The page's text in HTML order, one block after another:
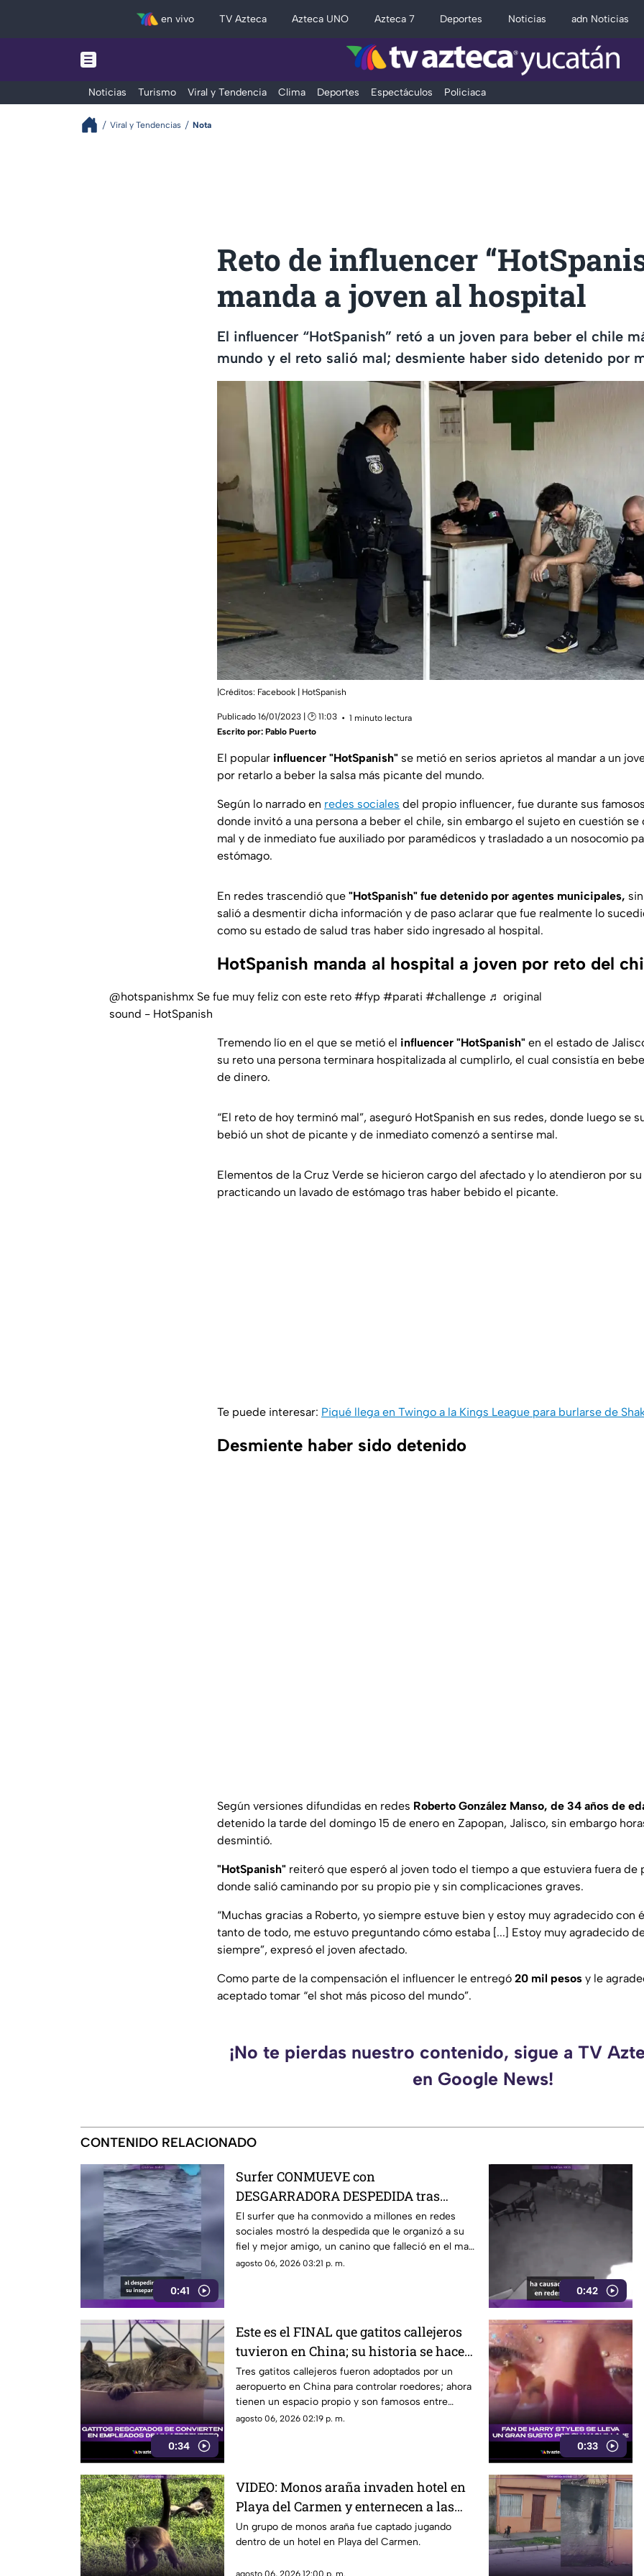
en vivo TV Azteca Azteca UNO Azteca 7 Deportes Noticias adn Noticias
Noticias Turismo Viral y Tendencia Clima Deportes Espectáculos Policiaca
Viral y Tendencias Nota
Reto de influencer
manda a joven al hospital
El influencer “HotSpanish” retó a un joven para beber el chile
mundo y el reto salió mal; desmiente haber sido detenido por
|Créditos: Facebook | HotSpanish
Publicado 16/01/2023 | 🕑 11:03
1 minuto lectura
Escrito por: Pablo Puerto
El popular influencer "HotSpanish" se metió en serios aprietos al mandar a un
por retarlo a beber la salsa más picante del mundo.
Según lo narrado en redes sociales del propio influencer, fue durante sus
donde invitó a una persona a beber el chile, sin embargo el sujeto en cuestión se
mal y de inmediato fue auxiliado por paramédicos y trasladado a un nosocomio
estómago.
En redes trascendió que "HotSpanish" fue detenido por agentes municipales,
salió a desmentir dicha información y de paso aclarar que fue realmente lo
como su estado de salud tras haber sido ingresado al hospital.
HotSpanish manda al hospital a joven por reto del
@hotspanishmx Se fue muy feliz con este reto #fyp #parati #challenge ♬ original
sound - HotSpanish
Tremendo lío en el que se metió el influencer "HotSpanish" en el estado de
su reto una persona terminara hospitalizada al cumplirlo, el cual consistía en
de dinero.
“El reto de hoy terminó mal”, aseguró HotSpanish en sus redes, donde luego se
bebió un shot de picante y de inmediato comenzó a sentirse mal.
Elementos de la Cruz Verde se hicieron cargo del afectado y lo atendieron por
practicando un lavado de estómago tras haber bebido el picante.
Te puede interesar: Piqué llega en Twingo a la Kings League para burlarse de
Desmiente haber sido detenido
Según versiones difundidas en redes Roberto González Manso, de 34 años de
detenido la tarde del domingo 15 de enero en Zapopan, Jalisco, sin embargo
desmintió.
"HotSpanish" reiteró que esperó al joven todo el tiempo a que estuviera fuera de
donde salió caminando por su propio pie y sin complicaciones graves.
“Muchas gracias a Roberto, yo siempre estuve bien y estoy muy agradecido con
tanto de todo, me estuvo preguntando cómo estaba [...] Estoy muy agradecido
siempre”, expresó el joven afectado.
Como parte de la compensación el influencer le entregó 20 mil pesos y le
aceptado tomar “el shot más picoso del mundo”.
¡No te pierdas nuestro contenido, sigue a TV
en Google News!
CONTENIDO RELACIONADO
0:41
Surfer CONMUEVE con
DESGARRADORA DESPEDIDA tras
muerte de su mejor amigo; lo hizo desde
el mar
El surfer que ha conmovido a millones en redes
sociales mostró la despedida que le organizó a su
fiel y mejor amigo, un canino que falleció en el mar,
sobre su tabla.
agosto 06, 2026 03:21 p. m.
0:42
0:34
Este es el FINAL que gatitos callejeros
tuvieron en China; su historia se hace
viral
Tres gatitos callejeros fueron adoptados por un
aeropuerto en China para controlar roedores; ahora
tienen un espacio propio y son famosos entre
viajeros.
agosto 06, 2026 02:19 p. m.
0:33
VIDEO: Monos araña invaden hotel en
Playa del Carmen y enternecen a las
redes
Un grupo de monos araña fue captado jugando
dentro de un hotel en Playa del Carmen.